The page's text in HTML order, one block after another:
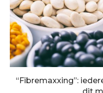
“Fibremaxxing”: